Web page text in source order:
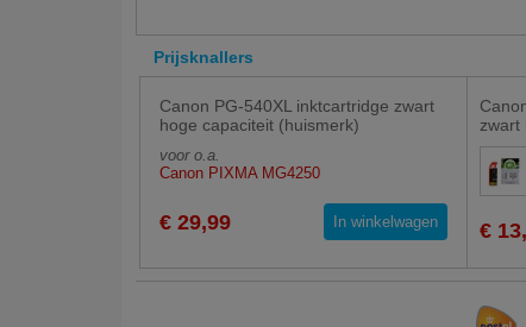
Prijsknallers
Canon PG-540XL inktcartridge zwart
hoge capaciteit (huismerk)
voor o.a.
Canon PIXMA MG4250
€ 29,99 In winkelwagen
zwart
€